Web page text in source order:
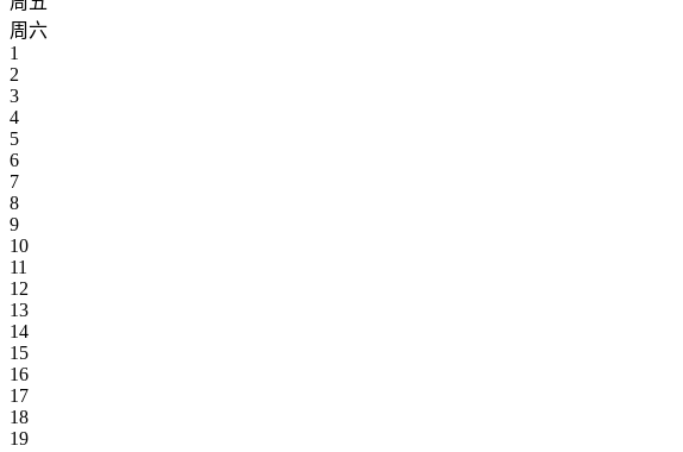
周六
1
2
3
4
5
6
7
8
9
10
11
12
13
14
15
16
17
18
19